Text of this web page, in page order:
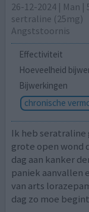
26-12-2024 | Man |
sertraline (25mg)
Angststoornis
Effectiviteit
Hoeveelheid
Bijwerkingen
chronische
Ik heb
grote open wond
dag aan kanker
paniek aanvallen
van arts
dag zo moe